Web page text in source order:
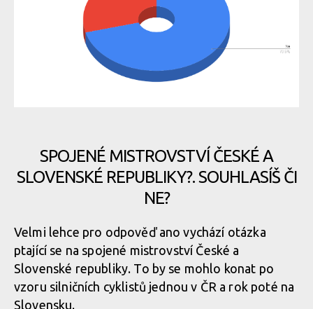
SPOJENÉ MISTROVSTVÍ ČESKÉ A
SLOVENSKÉ REPUBLIKY?. SOUHLASÍŠ ČI
NE?
Velmi lehce pro odpověď ano vychází otázka
ptající se na spojené mistrovství České a
Slovenské republiky. To by se mohlo konat po
vzoru silničních cyklistů jednou v ČR a rok poté na
Slovensku.